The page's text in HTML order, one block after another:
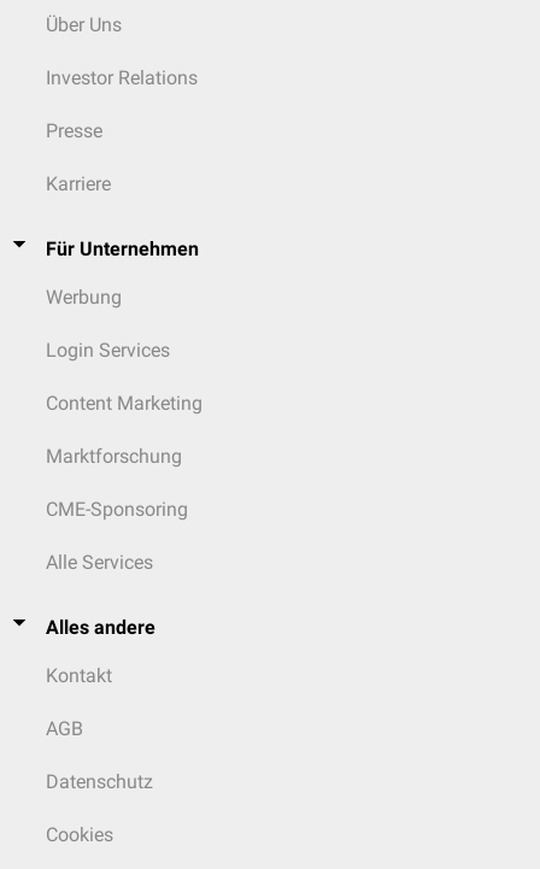
Über Uns
Investor Relations
Presse
Karriere
Für Unternehmen
Werbung
Login Services
Content Marketing
Marktforschung
CME-Sponsoring
Alle Services
Alles andere
Kontakt
AGB
Datenschutz
Cookies